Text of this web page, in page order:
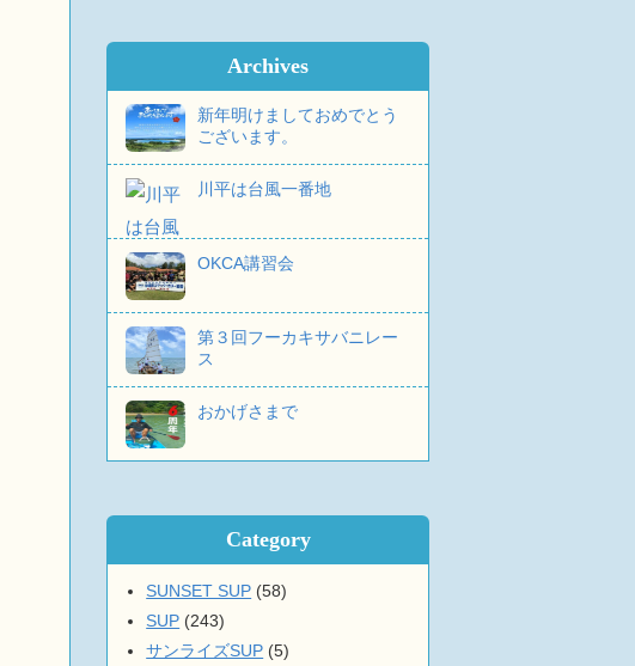
Archives
新年明けましておめでとう
ございます。
川平は台風一番地
OKCA講習会
第３回フーカキサバニレー
ス
おかげさまで
Category
SUNSET SUP (58)
SUP (243)
サンライズSUP (5)